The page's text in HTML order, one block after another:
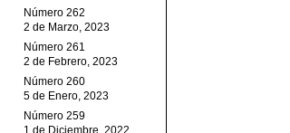
Número 262
2 de Marzo, 2023
Número 261
2 de Febrero, 2023
Número 260
5 de Enero, 2023
Número 259
1 de Diciembre, 2022